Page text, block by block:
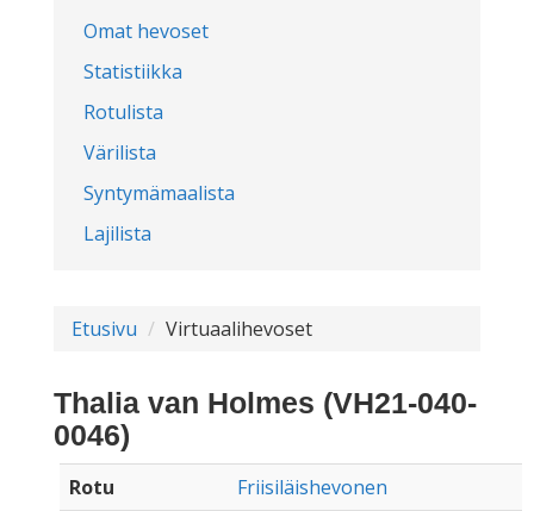
Omat hevoset
Statistiikka
Rotulista
Värilista
Syntymämaalista
Lajilista
Etusivu Virtuaalihevoset
Thalia van Holmes (VH21-040-
0046)
Rotu
Friisiläishevonen